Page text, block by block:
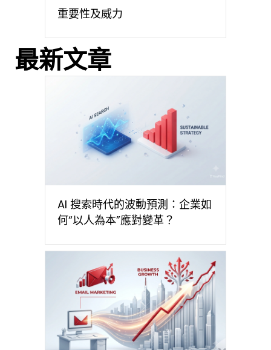
重要性及威力
最新文章
AI 搜索時代的波動預測：企業如
何“以人為本”應對變革？